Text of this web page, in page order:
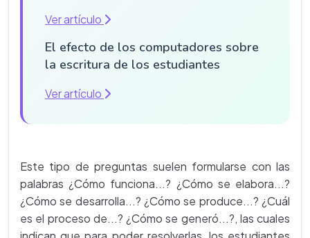
Ver artículo
El efecto de los computadores sobre
la escritura de los estudiantes
Ver artículo
Este tipo de preguntas suelen formularse con las
palabras ¿Cómo funciona...? ¿Cómo se elabora...?
¿Cómo se desarrolla...? ¿Cómo se produce...? ¿Cuál
es el proceso de...? ¿Cómo se generó...?, las cuales